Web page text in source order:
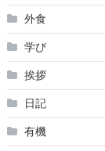
外食
学び
挨拶
日記
有機